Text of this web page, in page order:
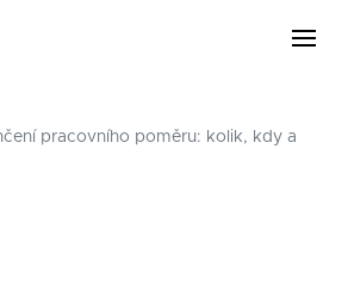
pracovního poměru: kolik, kdy a